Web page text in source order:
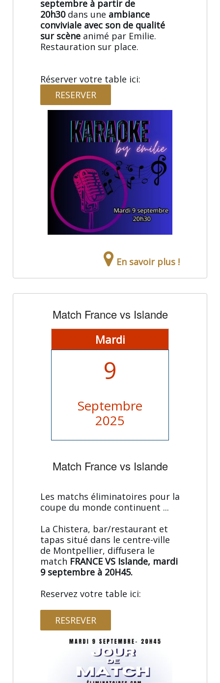
septembre à partir de
20h30dans une ambiance
conviviale avec son de qualité
sur scène animé par Emilie.
Restauration sur place.
Réserver votre table ici:
RESERVER
En savoir plus !
Match France vs Islande
Mardi
9
Septembre
2025
Match France vs Islande
Les matchs éliminatoires pour la
coupe du monde continuent ...
La Chistera, bar/restaurant et
tapas situé dans le centre-ville
de Montpellier, diffusera le
match FRANCE VS Islande, mardi
9 septembre à 20H45.
Reservez votre table ici:
RESREVER